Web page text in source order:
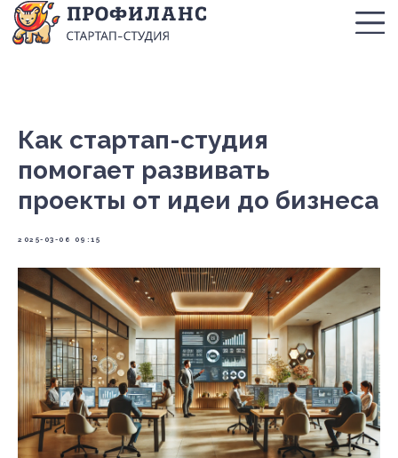
Как стартап-студия
помогает развивать
проекты от идеи до бизнеса
2025-03-06 09:15